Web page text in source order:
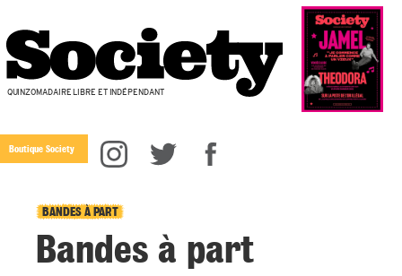
QUINZOMADAIRE LIBRE ET INDÉPENDANT
Boutique Society
BANDES À PART
Bandes à part